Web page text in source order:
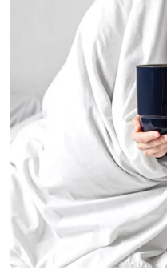
om de website te
verbeteren. Via de
marketing cookies
kunnen we jouw
interactie met ons
binnen en buiten
onze website te
volgen. Dat doen we
legitiem en belangrijk,
anoniem. Meer
Bekijk
dit overzichtvoor
alle
cookieinstellingen en
lees hier onze privacy
policy. Door te